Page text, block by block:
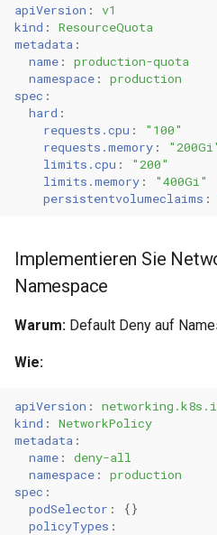
apiVersion :
v1
kind :
ResourceQuota
metadata :
name :
production-quota
namespace :
production
spec :
hard :
requests.cpu :
"100"
requests.memory :
limits.cpu :
"200"
limits.memory :
"400Gi"
persistentvolumeclaims :
Implementieren Sie
Namespace
Warum: Default Deny auf
Wie:
apiVersion :
kind :
NetworkPolicy
metadata :
name :
deny-all
namespace :
production
spec :
podSelector :
{}
policyTypes :